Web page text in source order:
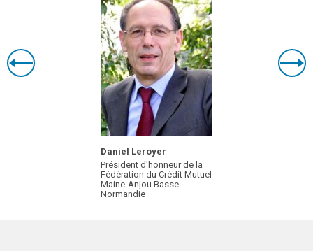
Daniel Leroyer
Président d'honneur de la
Fédération du Crédit Mutuel
Maine-Anjou Basse-
Normandie